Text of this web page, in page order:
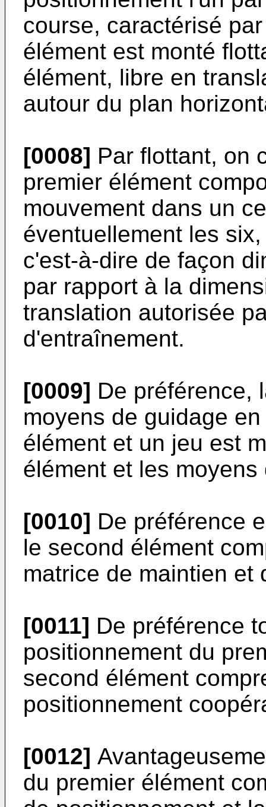
course, caractérisé
élément est monté
élément, libre en
autour du plan
[0008] Par flottant, on
premier élément
mouvement dans un
éventuellement les
c'est-à-dire de façon
par rapport à la
translation autorisée
d'entraînement.
[0009] De préférence,
moyens de guidage
élément et un jeu est
élément et les moyens
[0010] De préférence
le second élément
matrice de maintien et
[0011] De préférence
positionnement du
second élément
positionnement
[0012]
du premier élément